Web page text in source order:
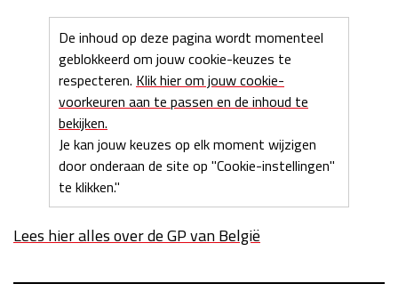
Kwalificatie
za 05:00 - 06:00
Race
GP QATAR 2026
GP ABU DHABI 2026 04 - 06 dec
Kwalificatie
za 15:00 - 16:00
Race
De inhoud op deze pagina wordt momenteel
geblokkeerd om jouw cookie-keuzes te
respecteren. Klik hier om jouw cookie-
voorkeuren aan te passen en de inhoud te
bekijken.
Je kan jouw keuzes op elk moment wijzigen
door onderaan de site op "Cookie-instellingen"
te klikken."
Lees hier alles over de GP van België